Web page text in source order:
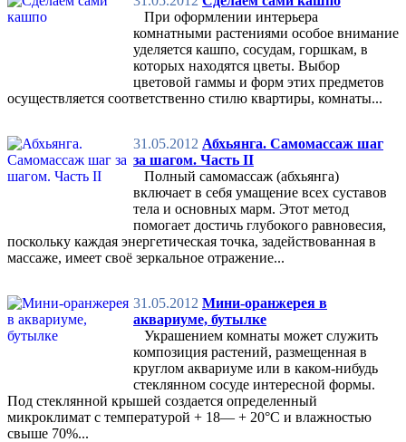
При оформлении интерьера
комнатными растениями особое внимание
уделяется кашпо, сосудам, горшкам, в
которых находятся цветы. Выбор
цветовой гаммы и форм этих предметов
осуществляется соответственно стилю квартиры, комнаты...
31.05.2012 Абхьянга. Самомассаж шаг
за шагом. Часть II
Полный самомассаж (абхьянга)
включает в себя умащение всех суставов
тела и основных марм. Этот метод
помогает достичь глубокого равновесия,
поскольку каждая энергетическая точка, задействованная в
массаже, имеет своё зеркальное отражение...
31.05.2012 Мини-оранжерея в
аквариуме, бутылке
Украшением комнаты может служить
композиция растений, размещенная в
круглом аквариуме или в каком-нибудь
стеклянном сосуде интересной формы.
Под стеклянной крышей создается определенный
микроклимат с температурой + 18— + 20°С и влажностью
свыше 70%...